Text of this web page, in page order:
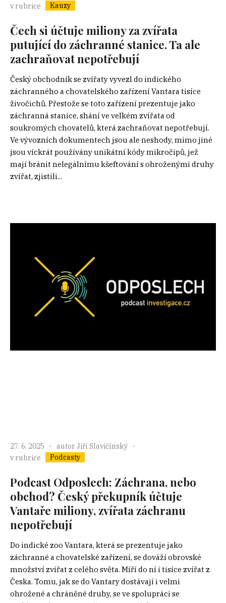
v rubrice
Kauzy
Čech si účtuje miliony za zvířata
putující do záchranné stanice. Ta ale
zachraňovat nepotřebují
Český obchodník se zvířaty vyvezl do indického
záchranného a chovatelského zařízení Vantara tisíce
živočichů. Přestože se toto zařízení prezentuje jako
záchranná stanice, shání ve velkém zvířata od
soukromých chovatelů, která zachraňovat nepotřebují.
Ve vývozních dokumentech jsou ale neshody, mimo jiné
jsou víckrát používány unikátní kódy mikročipů, jež
mají bránit nelegálnímu kšeftování s ohroženými druhy
zvířat, zjistili...
27. 6. 2025 autor Jiří Slavičínský
v rubrice
Podcasty
Podcast Odposlech: Záchrana, nebo
obchod? Český překupník účtuje
Vantaře miliony, zvířata záchranu
nepotřebují
Do indické zoo Vantara, která se prezentuje jako
záchranné a chovatelské zařízení, se dováží obrovské
množství zvířat z celého světa. Míří do ní i tisíce zvířat z
Česka. Tomu, jak se do Vantary dostávají i velmi
ohrožené a chráněné druhy, se ve spolupráci se